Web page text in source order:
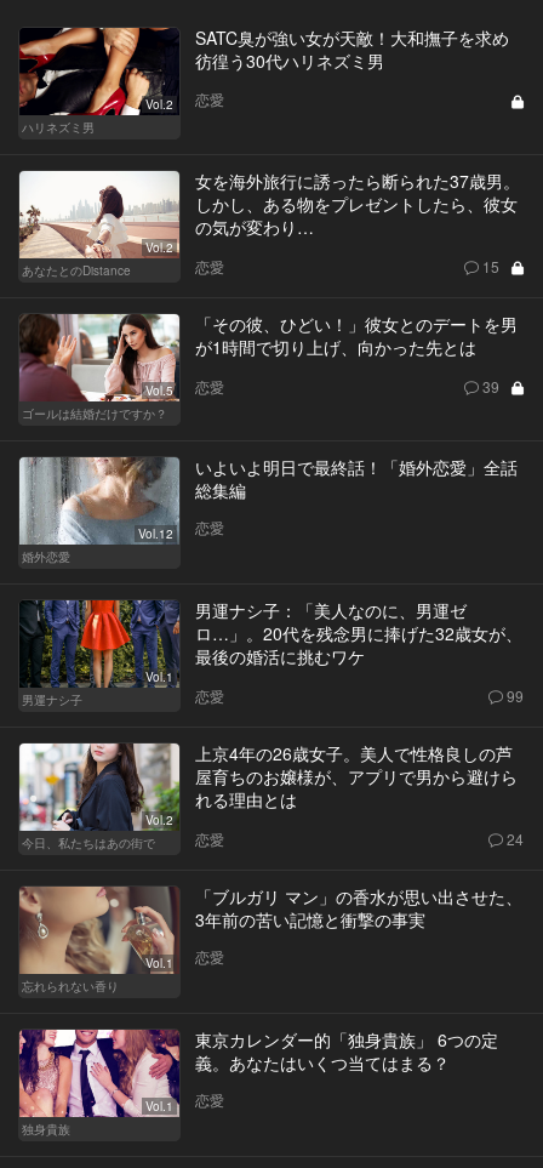
Vol.2
ハリネズミ男
SATC臭が強い女が天敵！大和撫子を求め
彷徨う30代ハリネズミ男
恋愛
Vol.2
あなたとのDistance
女を海外旅行に誘ったら断られた37歳男。
しかし、ある物をプレゼントしたら、彼女
の気が変わり…
恋愛 15
Vol.5
ゴールは結婚だけですか？
「その彼、ひどい！」彼女とのデートを男
が1時間で切り上げ、向かった先とは
恋愛 39
Vol.12
婚外恋愛
いよいよ明日で最終話！「婚外恋愛」全話
総集編
恋愛
Vol.1
男運ナシ子
男運ナシ子：「美人なのに、男運ゼ
ロ…」。20代を残念男に捧げた32歳女が、
最後の婚活に挑むワケ
恋愛 99
Vol.2
今日、私たちはあの街で
上京4年の26歳女子。美人で性格良しの芦
屋育ちのお嬢様が、アプリで男から避けら
れる理由とは
恋愛 24
Vol.1
忘れられない香り
「ブルガリ マン」の香水が思い出させた、
3年前の苦い記憶と衝撃の事実
恋愛
Vol.1
独身貴族
東京カレンダー的「独身貴族」 6つの定
義。あなたはいくつ当てはまる？
恋愛